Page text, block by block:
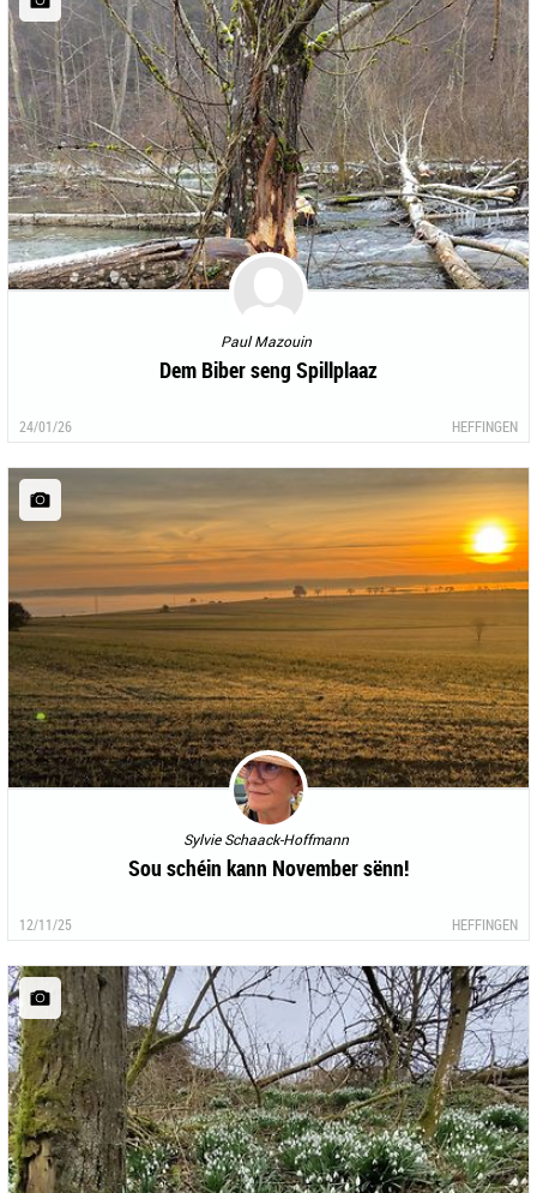
Paul Mazouin
Dem Biber seng Spillplaaz
24/01/26 HEFFINGEN
Sylvie Schaack-Hoffmann
Sou schéin kann November sënn!
12/11/25 HEFFINGEN